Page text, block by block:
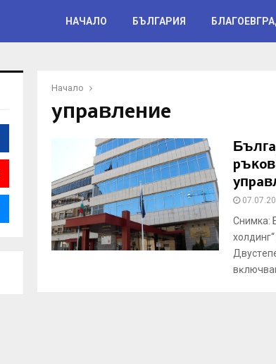
НАЧАЛО БЪЛГАРИЯ
Начало
yпpaвлeниe
Снимка: